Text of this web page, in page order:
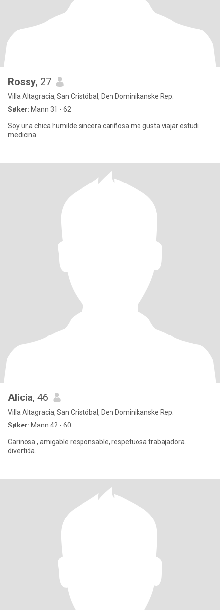
Rossy, 27
Villa Altagracia, San Cristóbal, Den Dominikanske Rep.
Søker: Mann 31 - 62
Soy una chica humilde sincera cariñosa me gusta viajar estudi
medicina
Alicia, 46
Villa Altagracia, San Cristóbal, Den Dominikanske Rep.
Søker: Mann 42 - 60
Carinosa , amigable responsable, respetuosa trabajadora.
divertida.